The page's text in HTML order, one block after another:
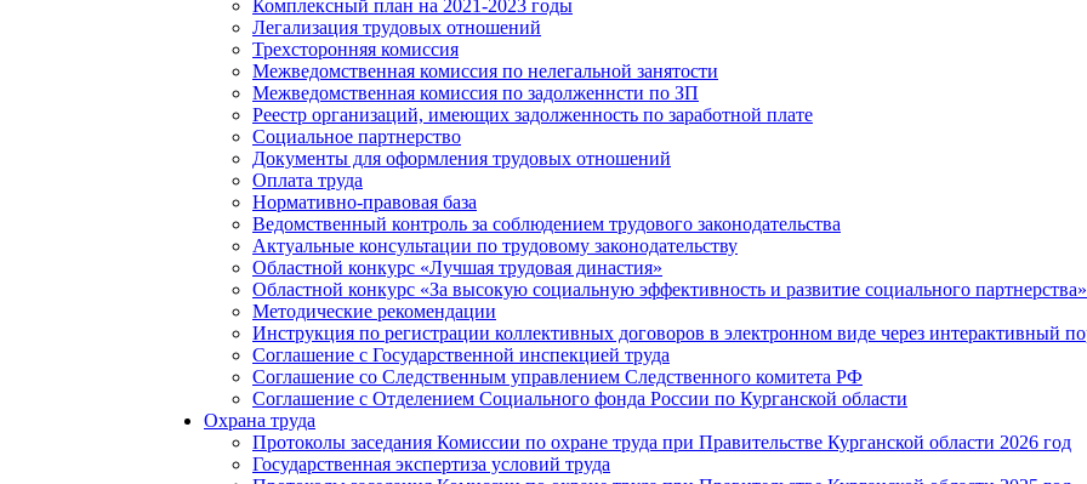
Комплексный план на 2021-2023 годы
Легализация трудовых отношений
Трехсторонняя комиссия
Межведомственная комиссия по нелегальной занятости
Межведомственная комиссия по задолженнсти по ЗП
Реестр организаций, имеющих задолженность по заработной плате
Социальное партнерство
Документы для оформления трудовых отношений
Оплата труда
Нормативно-правовая база
Ведомственный контроль за соблюдением трудового законодательства
Актуальные консультации по трудовому законодательству
Областной конкурс «Лучшая трудовая династия»
Областной конкурс «За высокую социальную эффективность и развитие социального партнерства»
Методические рекомендации
Инструкция по регистрации коллективных договоров в электронном виде через интерактивный
Соглашение с Государственной инспекцией труда
Соглашение со Следственным управлением Следственного комитета РФ
Соглашение с Отделением Социального фонда России по Курганской области
Охрана труда
Протоколы заседания Комиссии по охране труда при Правительстве Курганской области 2026 год
Государственная экспертиза условий труда